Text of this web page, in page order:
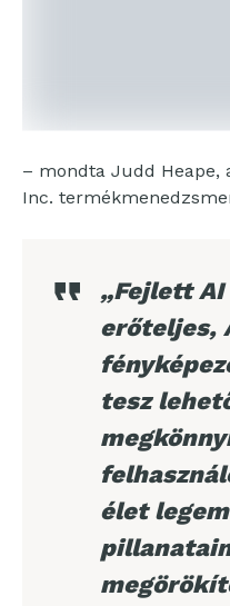
– mondta Judd Heape,
Inc.
„Fejlett
erőteljes,
tesz
élet